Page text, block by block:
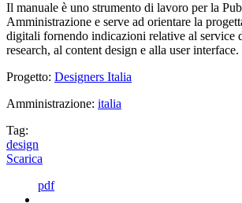
Il manuale è uno strumento di lavoro per la
Amministrazione e serve ad orientare la
digitali fornendo indicazioni relative al service
research, al content design e alla user interface.
Progetto: Designers Italia
Amministrazione: italia
Tag:
design
Scarica
pdf